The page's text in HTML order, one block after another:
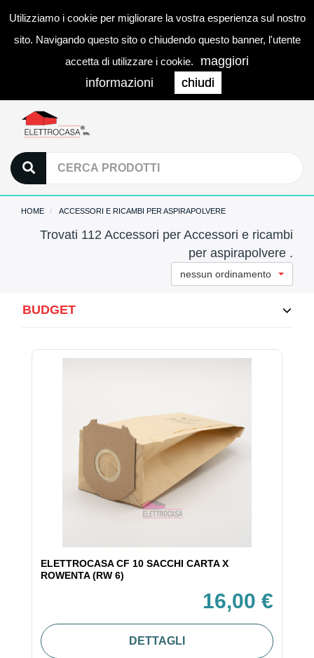
Utilizziamo i cookie per migliorare la vostra esperienza sul nostro
sito. Navigando questo sito o chiudendo questo banner, l'utente
accetta di utilizzare i cookie.
maggiori
informazioni
chiudi
0
HOME ACCESSORI E RICAMBI PER ASPIRAPOLVERE
Trovati 112 Accessori per Accessori e ricambi
per aspirapolvere .
nessun ordinamento
BUDGET
ELETTROCASA CF 10 SACCHI CARTA X
ROWENTA (RW 6)
16,00 €
DETTAGLI